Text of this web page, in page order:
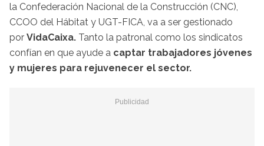
la Confederación Nacional de la Construcción (CNC),
CCOO del Hábitat y UGT-FICA, va a ser gestionado
por VidaCaixa. Tanto la patronal como los sindicatos
confían en que ayude a captar trabajadores jóvenes
y mujeres para rejuvenecer el sector.